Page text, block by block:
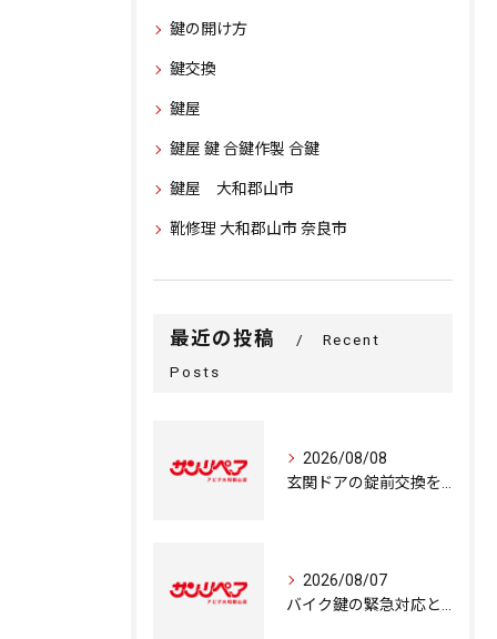
鍵の開け方
鍵交換
鍵屋
鍵屋 鍵 合鍵作製 合鍵
鍵屋 大和郡山市
靴修理 大和郡山市 奈良市
最近の投稿
Recent
Posts
2026/08/08
2026/08/07